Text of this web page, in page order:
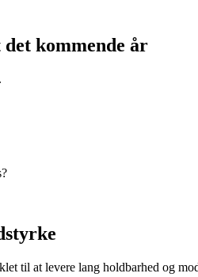
kommende år
til at levere lang holdbarhed og